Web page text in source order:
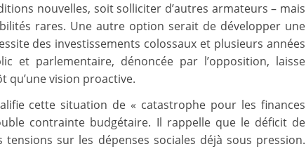
nouvelles, soit solliciter d’autres armateurs – mais
rares. Une autre option serait de développer une
des investissements colossaux et plusieurs années
et parlementaire, dénoncée par l’opposition, laisse
vision proactive.
cette situation de « catastrophe pour les finances
contrainte budgétaire. Il rappelle que le déficit de
tensions sur les dépenses sociales déjà sous pression.